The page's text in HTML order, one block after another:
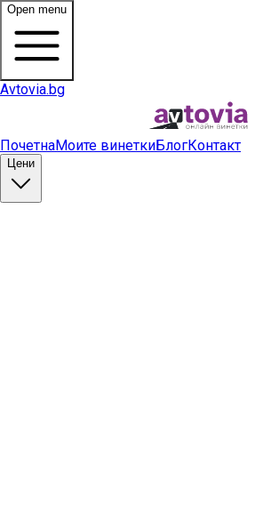
Open menu
Avtovia.bg
ПочетнаМоите винеткиБлогКонтакт
Цени